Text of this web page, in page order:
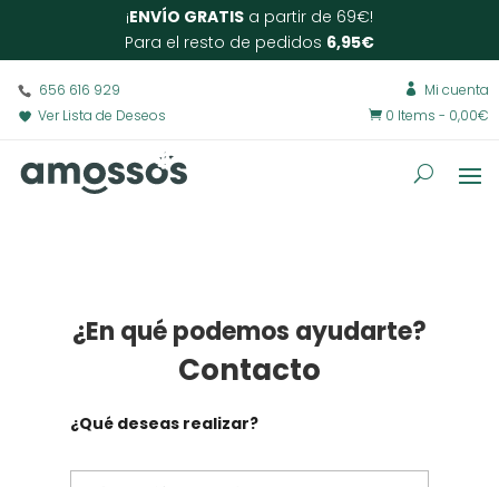
¡ENVÍO GRATIS a partir de 69€!
Para el resto de pedidos 6,95€
656 616 929
Ver Lista de Deseos
 Mi cuenta
 0 Items - 0,00€
¿En qué podemos ayudarte?
Contacto
¿Qué deseas realizar?